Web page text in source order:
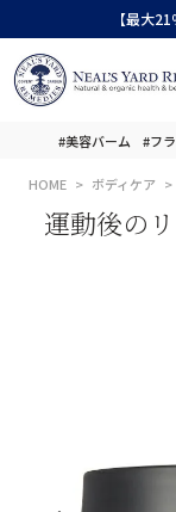
【最大
#美容バーム #フ
HOME ボディケア
運動後の